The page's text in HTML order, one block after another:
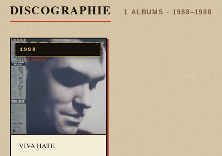
DISCOGRAPHIE 1 ALBUMS · 1988–1988
1988
VIVA HATE